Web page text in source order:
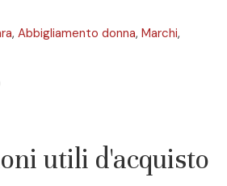
, Abbigliamento donna, Marchi,
utili d'acquisto